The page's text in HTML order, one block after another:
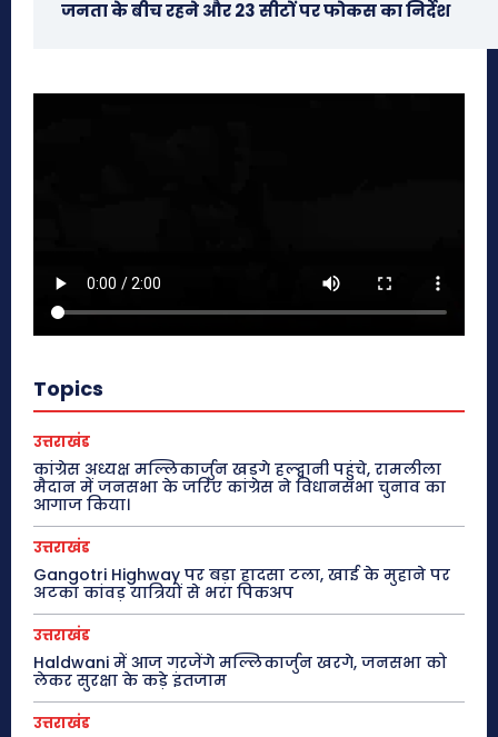
जनता के बीच रहने और 23 सीटों पर फोकस का निर्देश
Topics
उत्तराखंड
कांग्रेस अध्यक्ष मल्लिकार्जुन खड़गे हल्द्वानी पहुंचे, रामलीला
मैदान में जनसभा के जरिए कांग्रेस ने विधानसभा चुनाव का
आगाज किया।
उत्तराखंड
Gangotri Highway पर बड़ा हादसा टला, खाई के मुहाने पर
अटका कांवड़ यात्रियों से भरा पिकअप
उत्तराखंड
Haldwani में आज गरजेंगे मल्लिकार्जुन खरगे, जनसभा को
लेकर सुरक्षा के कड़े इंतजाम
उत्तराखंड